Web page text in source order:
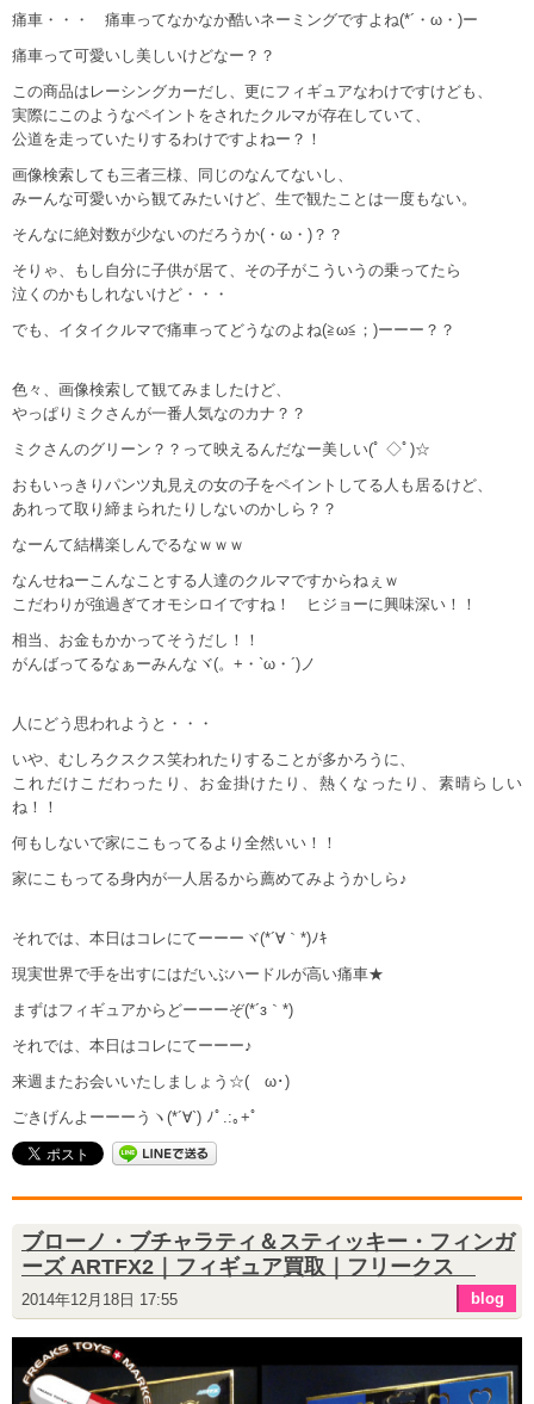
痛車・・・ 痛車ってなかなか酷いネーミングですよね(*´・ω・)ー
痛車って可愛いし美しいけどなー？？
この商品はレーシングカーだし、更にフィギュアなわけですけども、
実際にこのようなペイントをされたクルマが存在していて、
公道を走っていたりするわけですよねー？！
画像検索しても三者三様、同じのなんてないし、
みーんな可愛いから観てみたいけど、生で観たことは一度もない。
そんなに絶対数が少ないのだろうか(・ω・)？？
そりゃ、もし自分に子供が居て、その子がこういうの乗ってたら
泣くのかもしれないけど・・・
でも、イタイクルマで痛車ってどうなのよね(≧ω≦；)ーーー？？
色々、画像検索して観てみましたけど、
やっぱりミクさんが一番人気なのカナ？？
ミクさんのグリーン？？って映えるんだなー美しい(ﾟ ◇ﾟ)☆
おもいっきりパンツ丸見えの女の子をペイントしてる人も居るけど、
あれって取り締まられたりしないのかしら？？
なーんて結構楽しんでるなｗｗｗ
なんせねーこんなことする人達のクルマですからねぇｗ
こだわりが強過ぎてオモシロイですね！ ヒジョーに興味深い！！
相当、お金もかかってそうだし！！
がんばってるなぁーみんなヾ(。+・`ω・´)ノ
人にどう思われようと・・・
いや、むしろクスクス笑われたりすることが多かろうに、
これだけこだわったり、お金掛けたり、熱くなったり、素晴らしい
ね！！
何もしないで家にこもってるより全然いい！！
家にこもってる身内が一人居るから薦めてみようかしら♪
それでは、本日はコレにてーーーヾ(*´∀｀*)ﾉｷ
現実世界で手を出すにはだいぶハードルが高い痛車★
まずはフィギュアからどーーーぞ(*´з｀*)
それでは、本日はコレにてーーー♪
来週またお会いいたしましょう☆(ゝω･)
ごきげんよーーーうヽ(*´∀`) ﾉﾟ.:｡+ﾟ
ブローノ・ブチャラティ＆スティッキー・フィンガ
ーズ ARTFX2｜フィギュア買取｜フリークス
2014年12月18日 17:55 blog